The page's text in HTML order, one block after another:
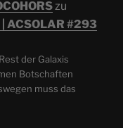
zu
| ACSOLAR #293
der Galaxis
Botschaften
muss das